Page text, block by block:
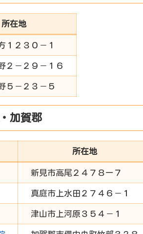
所在地
２３０－１
２－２９－１６
５－２３－５
加賀郡
所在地
新見市高尾２４７８ー７
真庭市上水田２７４６－１
津山市上河原３５４－１